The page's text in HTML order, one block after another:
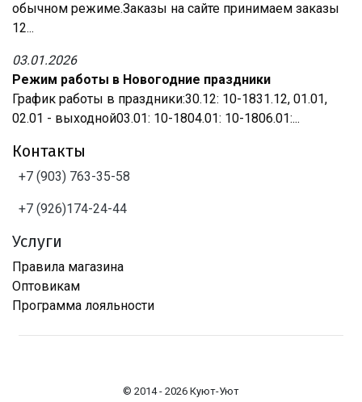
обычном режиме.Заказы на сайте принимаем заказы
12...
03.01.2026
Режим работы в Новогодние праздники
График работы в праздники:30.12: 10-1831.12, 01.01,
02.01 - выходной03.01: 10-1804.01: 10-1806.01:...
Контакты
+7 (903) 763-35-58
+7 (926)174-24-44
Услуги
Правила магазина
Оптовикам
Программа лояльности
© 2014 - 2026 Куют-Уют